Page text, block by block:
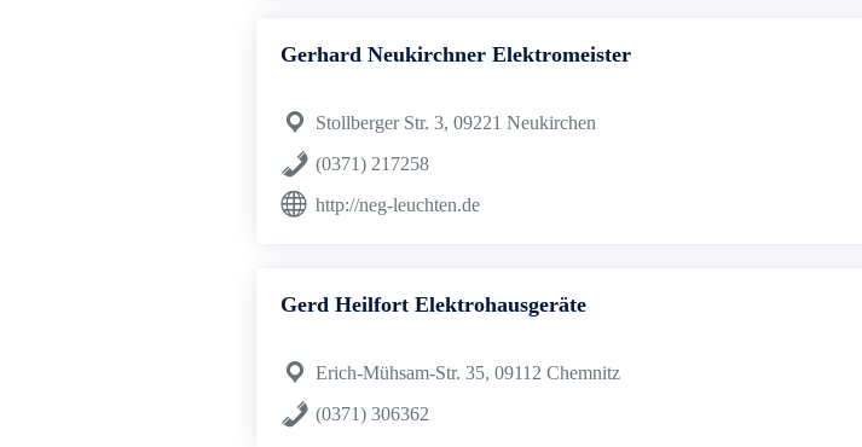
Gerhard Neukirchner Elektromeister
Stollberger Str. 3, 09221 Neukirchen
(0371) 217258
http://neg-leuchten.de
Gerd Heilfort Elektrohausgeräte
Erich-Mühsam-Str. 35, 09112 Chemnitz
(0371) 306362